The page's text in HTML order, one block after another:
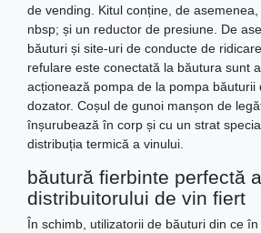
de vending. Kitul conține, de
nbsp; și un reductor de presiune. De
băuturi și site-uri de conducte de
refulare este conectată la băutura sunt
acționează pompa de la pompa băuturii
dozator. Coșul de gunoi manșon de
înșurubează în corp și cu un strat
distribuția termică a vinului.
băutură fierbinte perfectă a
distribuitorului de vin fiert
În schimb, utilizatorii de băuturi din ce în